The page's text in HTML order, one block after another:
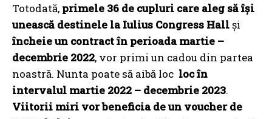
Totodată, primele 36 de cupluri care aleg să își
unească destinele la Iulius Congress Hallși
încheie un contract în perioada martie –
decembrie 2022, vor primi un cadou din partea
noastră. Nunta poate să aibă loc loc în
intervalul martie 2022 – decembrie 2023.
Viitorii miri vor beneficia de un voucher de